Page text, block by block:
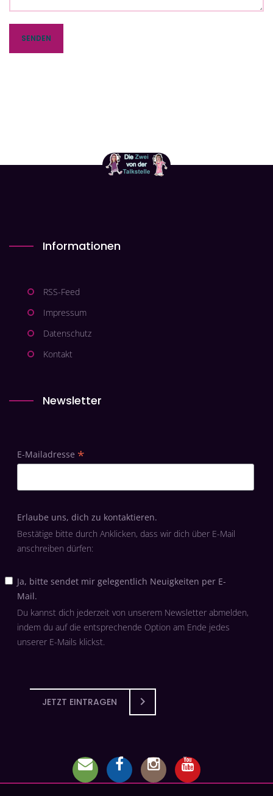
Informationen
RSS-Feed
Impressum
Datenschutz
Kontakt
Newsletter
E-Mailadresse *
Erlaube uns, dich zu kontaktieren.
Bestätige bitte durch Anklicken, dass wir dich über E-Mail
anschreiben dürfen:
Ja, bitte sendet mir gelegentlich Neuigkeiten per E-
Mail.
Du kannst dich jederzeit von unserem Newsletter abmelden,
indem du auf die entsprechende Option am Ende jedes
unserer E-Mails klickst.
JETZT EINTRAGEN